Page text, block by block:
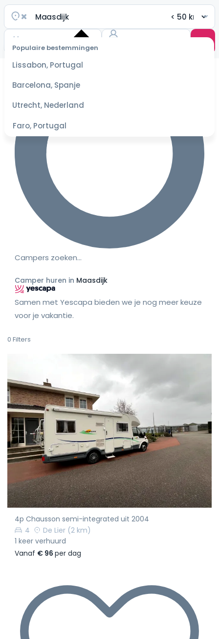
Populaire bestemmingen
Lissabon, Portugal
Barcelona, Spanje
Utrecht, Nederland
Faro, Portugal
Selecteer
datum
beste
Campers zoeken…
Camper huren in Maasdijk
Samen met Yescapa bieden we je nog meer keuze
voor je vakantie.
0 Filters
4p Chausson semi-integrated uit 2004
4
De Lier (2 km)
1 keer verhuurd
Vanaf € 96 per dag